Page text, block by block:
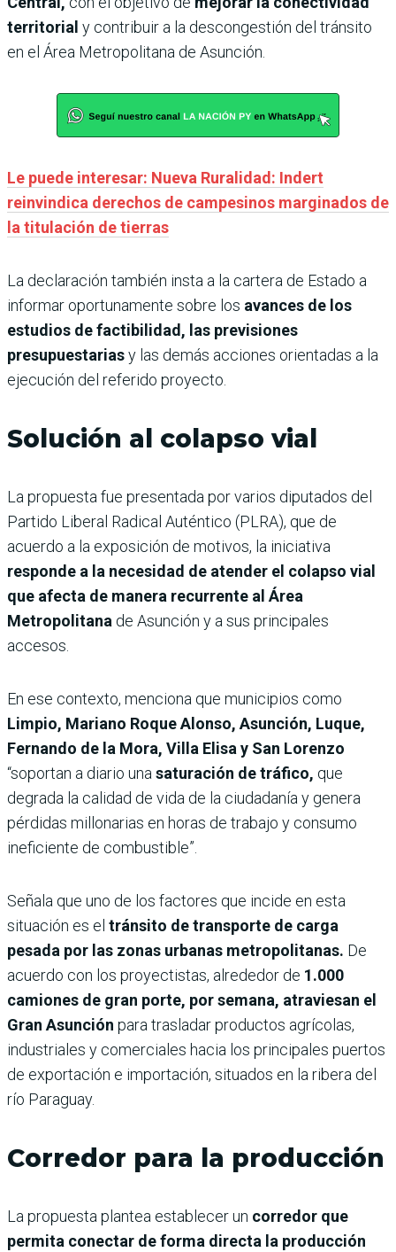
territorial y contribuir a la descongestión del tránsito
en el Área Metropolitana de Asunción.
Le puede interesar: Nueva Ruralidad: Indert
reinvindica derechos de campesinos marginados de
la titulación de tierras
La declaración también insta a la cartera de Estado a
informar oportunamente sobre los avances de los
estudios de factibilidad, las previsiones
presupuestariasy las demás acciones orientadas a la
ejecución del referido proyecto.
Solución al colapso vial
La propuesta fue presentada por varios diputados del
Partido Liberal Radical Auténtico (PLRA), que de
acuerdo a la exposición de motivos, la iniciativa
responde a la necesidad de atender el colapso vial
que afecta de manera recurrente al Área
Metropolitana de Asunción y a sus principales
accesos.
En ese contexto, menciona que municipios como
Limpio, Mariano Roque Alonso, Asunción, Luque,
Fernando de la Mora, Villa Elisa y San Lorenzo
“soportan a diario unasaturación de tráfico, que
degrada la calidad de vida de la ciudadanía y genera
pérdidas millonarias en horas de trabajo y consumo
ineficiente de combustible”.
Señala que uno de los factores que incide en esta
situación es el tránsito de transporte de carga
pesada por las zonas urbanas metropolitanas. De
acuerdo con los proyectistas, alrededor de 1.000
camiones de gran porte, por semana, atraviesan el
Gran Asunción para trasladar productos agrícolas,
industriales y comerciales hacia los principales puertos
de exportación e importación, situados en la ribera del
río Paraguay.
Corredor para la producción
La propuesta plantea establecer un corredor que
permita conectar de forma directa la producción